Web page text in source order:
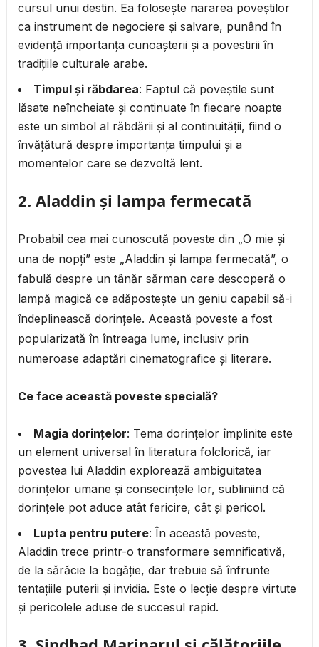
cursul unui destin. Ea folosește nararea poveștilor
ca instrument de negociere și salvare, punând în
evidență importanța cunoașterii și a povestirii în
tradițiile culturale arabe.
Timpul și răbdarea: Faptul că poveștile sunt
lăsate neîncheiate și continuate în fiecare noapte
este un simbol al răbdării și al continuității, fiind o
învățătură despre importanța timpului și a
momentelor care se dezvoltă lent.
2. Aladdin și lampa fermecată
Probabil cea mai cunoscută poveste din „O mie și
una de nopți” este „Aladdin și lampa fermecată”, o
fabulă despre un tânăr sărman care descoperă o
lampă magică ce adăpostește un geniu capabil să-i
îndeplinească dorințele. Această poveste a fost
popularizată în întreaga lume, inclusiv prin
numeroase adaptări cinematografice și literare.
Ce face această poveste specială?
Magia dorințelor: Tema dorințelor împlinite este
un element universal în literatura folclorică, iar
povestea lui Aladdin explorează ambiguitatea
dorințelor umane și consecințele lor, subliniind că
dorințele pot aduce atât fericire, cât și pericol.
Lupta pentru putere: În această poveste,
Aladdin trece printr-o transformare semnificativă,
de la sărăcie la bogăție, dar trebuie să înfrunte
tentațiile puterii și invidia. Este o lecție despre virtute
și pericolele aduse de succesul rapid.